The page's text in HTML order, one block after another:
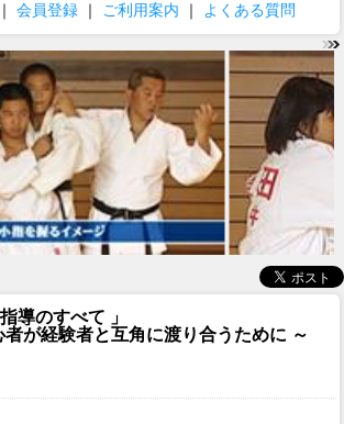
｜ 会員登録 ｜ ご利用案内 ｜ よくある質問
導のすべて 」
者が経験者と互角に渡り合うために ～